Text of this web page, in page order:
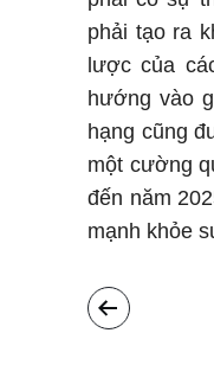
phải tạo ra
lược của
hướng vào
hạng cũng
một cường
đến năm
mạnh khỏe